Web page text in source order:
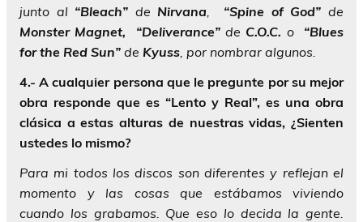
junto al “Bleach” de Nirvana “Spine of God” de
Monster Magnet, “Deliverance”de C.O.C. o “Blues
for the Red Sun” de Kyuss , por nombrar algunos.
4.- A cualquier persona que le pregunte por su mejor
obra responde que es “Lento y Real”, es una obra
clásica a estas alturas de nuestras vidas, ¿Sienten
ustedes lo mismo?
Para mi todos los discos son diferentes y reflejan el
momento y las cosas que estábamos viviendo
cuando los grabamos. Que eso lo decida la gente.